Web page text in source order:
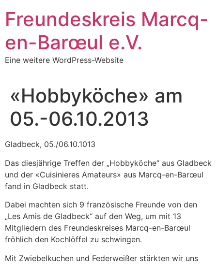
Inhalt
springen
Freundeskreis Marcq-
en-Barœul e.V.
Eine weitere WordPress-Website
«Hobbyköche» am
05.-06.10.2013
Gladbeck, 05./06.10.1013
Das diesjährige Treffen der „Hobbyköche“ aus Gladbeck
und der «Cuisinieres Amateurs» aus Marcq-en-Barœul
fand in Gladbeck statt.
Dabei machten sich 9 französische Freunde von den
„Les Amis de Gladbeck“ auf den Weg, um mit 13
Mitgliedern des Freundeskreises Marcq-en-Barœul
fröhlich den Kochlöffel zu schwingen.
Mit Zwiebelkuchen und Federweißer stärkten wir uns